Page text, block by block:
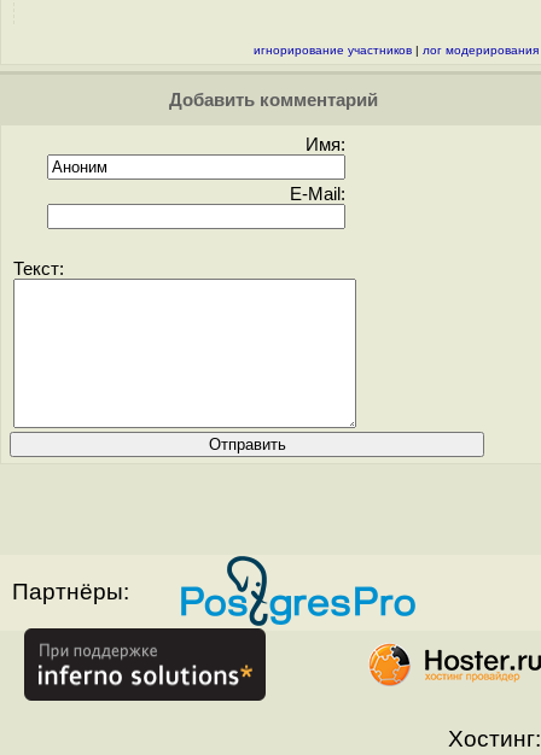
игнорирование участников | лог модерирования
Добавить комментарий
Имя:
E-Mail:
Текст:
Партнёры:
Хостинг: